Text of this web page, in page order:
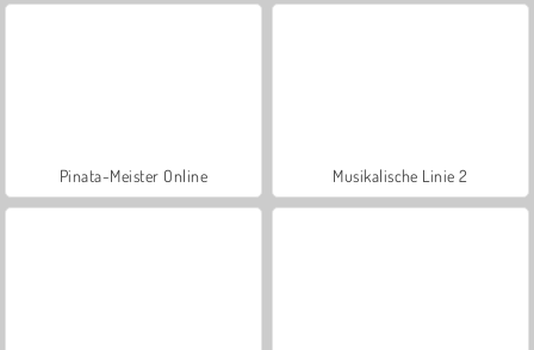
Pinata-Meister Online Musikalische Linie 2